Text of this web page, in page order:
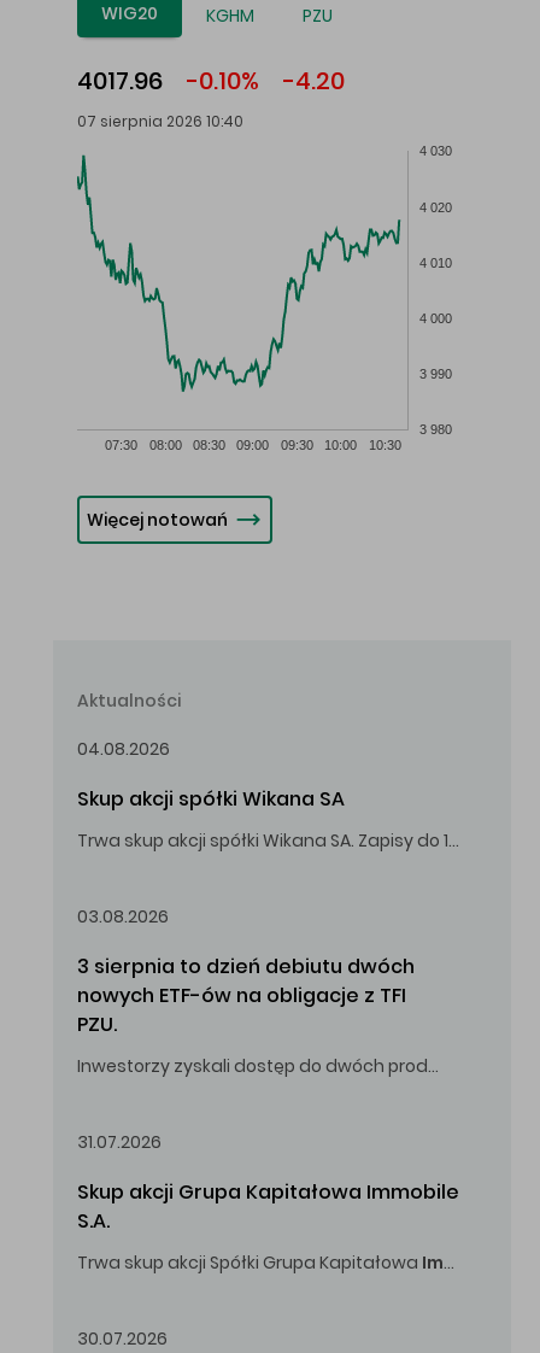
WIG20 KGHM PZU
4017.96 -0.10% -4.20
07 sierpnia 2026 10:40
08:00 09:00 10:00
07:30 08:30 09:30 10:30
3 980
3 990
4 000
4 010
4 020
4 030
Więcej notowań
Aktualności
04.08.2026
Skup akcji spółki Wikana SA
Trwa skup akcji spółki Wikana SA. Zapisy do 14.08.2026 r. do godz. 16.00.
03.08.2026
3 sierpnia to dzień debiutu dwóch
nowych ETF-ów na obligacje z TFI
PZU.
Inwestorzy zyskali dostęp do dwóch produktów umożliwiających inwestowanie w obligacje skarbowe.
31.07.2026
Skup akcji Grupa Kapitałowa Immobile
S.A.
Trwa skup akcji Spółki Grupa Kapitałowa Immobile
30.07.2026